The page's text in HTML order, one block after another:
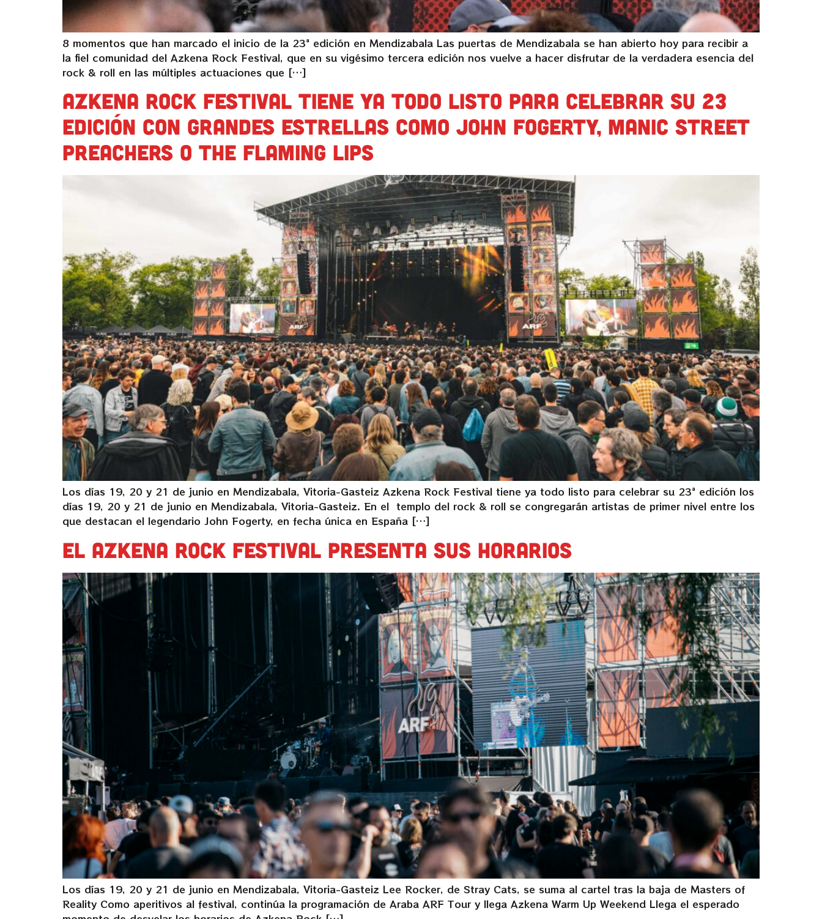
8 momentos que han marcado el inicio de la 23ª edición en Mendizabala Las puertas de Mendizabala se han abierto hoy para recibir a
la fiel comunidad del Azkena Rock Festival, que en su vigésimo tercera edición nos vuelve a hacer disfrutar de la verdadera esencia del
rock & roll en las múltiples actuaciones que […]
Azkena Rock Festival tiene ya todo listo para celebrar su 23
edición con grandes estrellas como John Fogerty, Manic Street
Preachers o The Flaming Lips
Los días 19, 20 y 21 de junio en Mendizabala, Vitoria-Gasteiz Azkena Rock Festival tiene ya todo listo para celebrar su 23ª edición los
días 19, 20 y 21 de junio en Mendizabala, Vitoria-Gasteiz. En el templo del rock & roll se congregarán artistas de primer nivel entre los
que destacan el legendario John Fogerty, en fecha única en España […]
El Azkena Rock Festival presenta sus horarios
Los días 19, 20 y 21 de junio en Mendizabala, Vitoria-Gasteiz Lee Rocker, de Stray Cats, se suma al cartel tras la baja de Masters of
Reality Como aperitivos al festival, continúa la programación de Araba ARF Tour y llega Azkena Warm Up Weekend Llega el esperado